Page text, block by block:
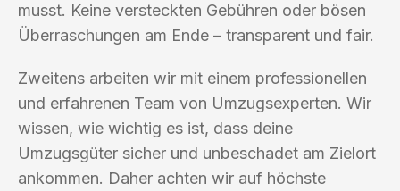
musst. Keine versteckten Gebühren oder bösen
Überraschungen am Ende – transparent und fair.
Zweitens arbeiten wir mit einem professionellen
und erfahrenen Team von Umzugsexperten. Wir
wissen, wie wichtig es ist, dass deine
Umzugsgüter sicher und unbeschadet am Zielort
ankommen. Daher achten wir auf höchste